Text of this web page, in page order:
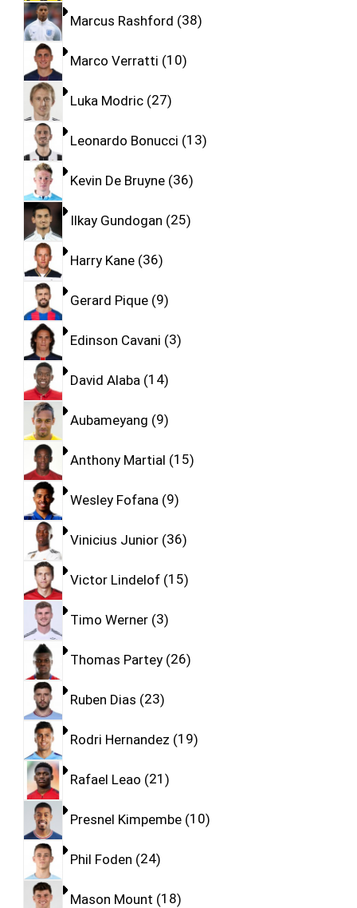
Marcus Rashford 38
Marco Verratti 10
Luka Modric 27
Leonardo Bonucci 13
Kevin De Bruyne 36
Ilkay Gundogan 25
Harry Kane 36
Gerard Pique 9
Edinson Cavani 3
David Alaba 14
Aubameyang 9
Anthony Martial 15
Wesley Fofana 9
Vinicius Junior 36
Victor Lindelof 15
Timo Werner 3
Thomas Partey 26
Ruben Dias 23
Rodri Hernandez 19
Rafael Leao 21
Presnel Kimpembe 10
Phil Foden 24
Mason Mount 18